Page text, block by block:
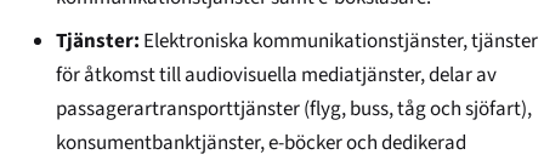
Tjänster: Elektroniska kommunikationstjänster, tjänster
för åtkomst till audiovisuella mediatjänster, delar av
passagerartransporttjänster (flyg, buss, tåg och sjöfart),
konsumentbanktjänster, e-böcker och dedikerad